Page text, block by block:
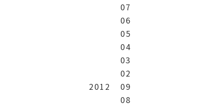
07
06
05
04
03
02
2012
09
08